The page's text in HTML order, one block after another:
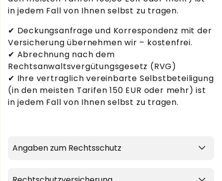
in jedem Fall von Ihnen selbst zu tragen.
✔ Deckungsanfrage und Korrespondenz mit der
Versicherung übernehmen wir – kostenfrei.
✔ Abrechnung nach dem
Rechtsanwaltsvergütungsgesetz (RVG)
✔ Ihre vertraglich vereinbarte Selbstbeteiligung
(in den meisten Tarifen 150 EUR oder mehr) ist
in jedem Fall von Ihnen selbst zu tragen.